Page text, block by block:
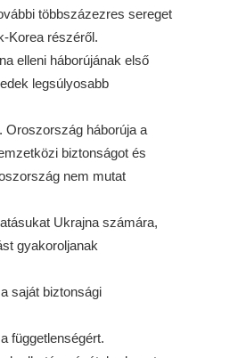
többszázezres sereget
Korea részéről.
elleni háborújának első
legsúlyosabb
Oroszország háborúja a
biztonságot és
nem mutat
Ukrajna számára,
gyakoroljanak
saját biztonsági
függetlenségért.